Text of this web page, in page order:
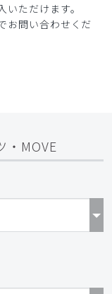
ただけます。
お問い合わせくだ
・MOVE